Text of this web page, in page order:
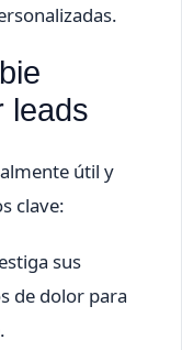
leads
útil y
clave:
sus
de dolor para